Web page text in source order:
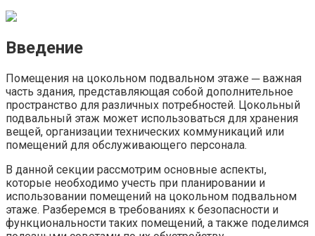
Введение
Помещения на цокольном подвальном этаже ─ важная
часть здания, представляющая собой дополнительное
пространство для различных потребностей.​ Цокольный
подвальный этаж может использоваться для хранения
вещей, организации технических коммуникаций или
помещений для обслуживающего персонала.
В данной секции рассмотрим основные аспекты,
которые необходимо учесть при планировании и
использовании помещений на цокольном подвальном
этаже.​ Разберемся в требованиях к безопасности и
функциональности таких помещений, а также поделимся